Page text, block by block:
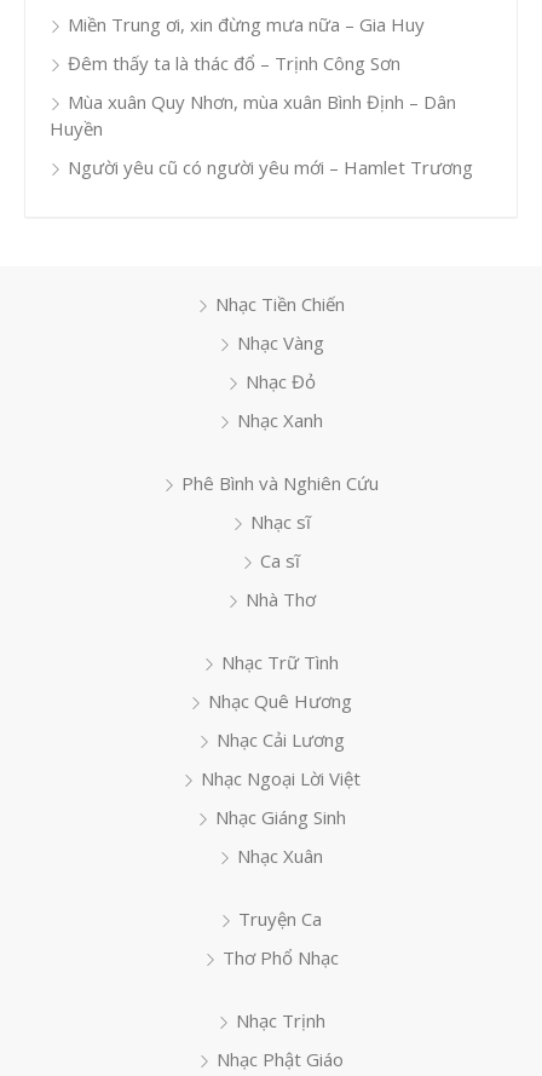
Miền Trung ơi, xin đừng mưa nữa – Gia Huy
Đêm thấy ta là thác đổ – Trịnh Công Sơn
Mùa xuân Quy Nhơn, mùa xuân Bình Định – Dân
Huyền
Người yêu cũ có người yêu mới – Hamlet Trương
Nhạc Tiền Chiến
Nhạc Vàng
Nhạc Đỏ
Nhạc Xanh
Phê Bình và Nghiên Cứu
Nhạc sĩ
Ca sĩ
Nhà Thơ
Nhạc Trữ Tình
Nhạc Quê Hương
Nhạc Cải Lương
Nhạc Ngoại Lời Việt
Nhạc Giáng Sinh
Nhạc Xuân
Truyện Ca
Thơ Phổ Nhạc
Nhạc Trịnh
Nhạc Phật Giáo